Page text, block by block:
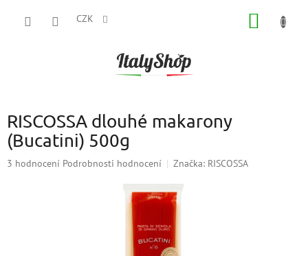
CZK
RISCOSSA dlouhé makarony
(Bucatini) 500g
Průměrné
3 hodnocení Podrobnosti hodnocení Značka: RISCOSSA